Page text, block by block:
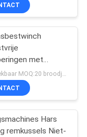
met
draadwinch
remvoeringen
Hars
remkussels Niet-